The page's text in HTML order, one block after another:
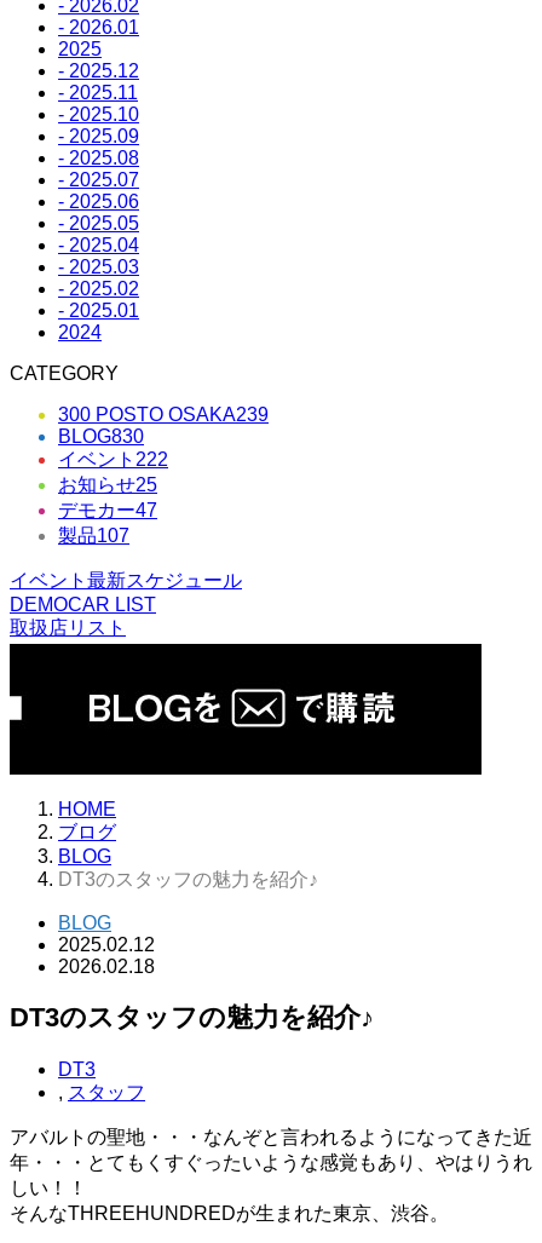
- 2026.02
- 2026.01
2025
- 2025.12
- 2025.11
- 2025.10
- 2025.09
- 2025.08
- 2025.07
- 2025.06
- 2025.05
- 2025.04
- 2025.03
- 2025.02
- 2025.01
2024
CATEGORY
300 POSTO OSAKA239
BLOG830
イベント 222
お知らせ25
デモカー47
製品107
イベント最新スケジュール
DEMOCAR LIST
取扱店リスト
HOME
ブログ
BLOG
DT3のスタッフの魅力を紹介♪
BLOG
2025.02.12
2026.02.18
DT3のスタッフの魅力を紹介♪
DT3
, スタッフ
アバルトの聖地・・・なんぞと言われるようになってきた近
年・・・とてもくすぐったいような感覚もあり、やはりうれ
しい！！
そんなTHREEHUNDREDが生まれた東京、渋谷。